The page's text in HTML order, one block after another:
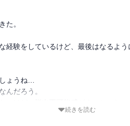
た。
経験をしているけど、最後はなるよ
ょうね…
んだろう。
続きを読む